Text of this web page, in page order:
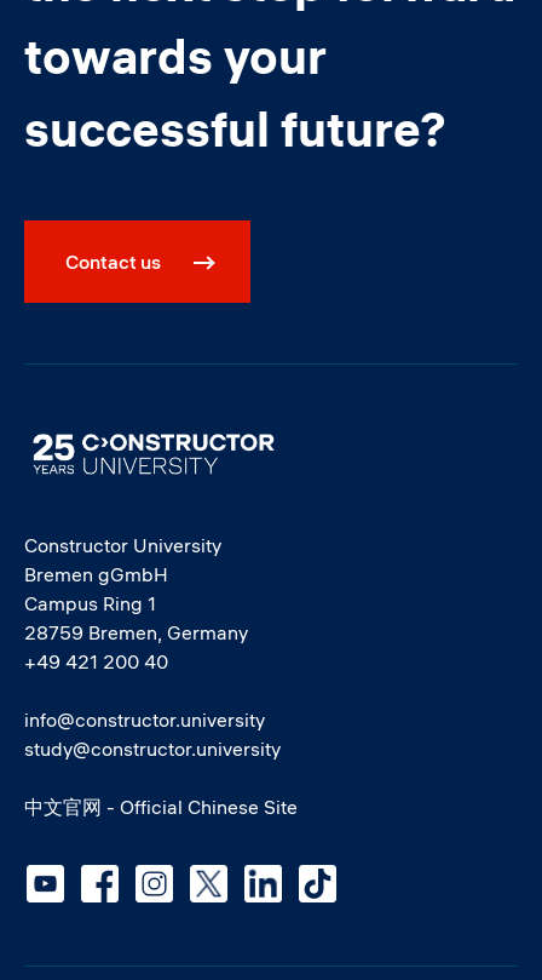
towards your
successful future?
Contact us
Image
Constructor University
Bremen gGmbH
Campus Ring 1
28759 Bremen, Germany
+49 421 200 40
info@constructor.university
study@constructor.university
中文官网 - Official Chinese Site
Social media